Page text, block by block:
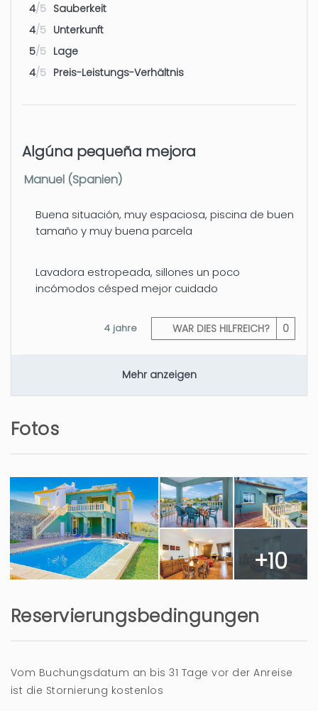
4/5 Sauberkeit
4/5 Unterkunft
5/5 Lage
4/5 Preis-Leistungs-Verhältnis
Algúna pequeña mejora
Manuel (Spanien)
Buena situación, muy espaciosa, piscina de buen
tamaño y muy buena parcela
Lavadora estropeada, sillones un poco
incómodos césped mejor cuidado
WAR DIES HILFREICH? 0
4 jahre
Mehr anzeigen
Fotos
+10
Reservierungsbedingungen
Vom Buchungsdatum an bis 31 Tage vor der Anreise
ist die Stornierung kostenlos